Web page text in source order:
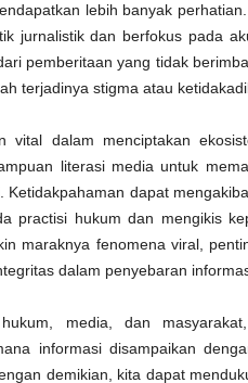
lebih banyak
jurnalistik dan berfokus pada
pemberitaan yang tidak
terjadinya stigma atau
vital dalam menciptakan
literasi media untuk
dapat
practisi hukum dan mengikis
maraknya fenomena viral,
dalam penyebaran
media, dan
informasi disampaikan
demikian, kita dapat